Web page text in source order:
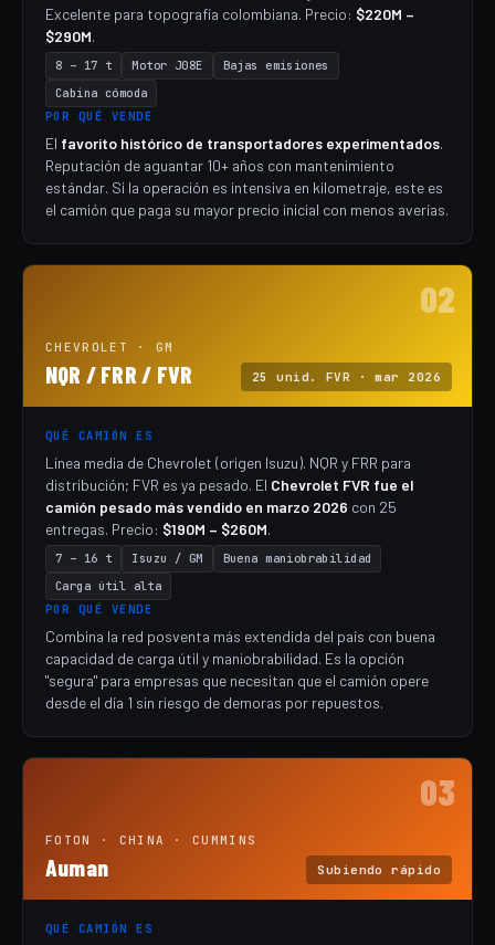
Excelente para topografía colombiana. Precio: $220M –
$290M.
8 – 17 t Motor J08E
Bajas emisiones
Cabina cómoda
POR QUÉ VENDE
El favorito histórico de transportadores experimentados.
Reputación de aguantar 10+ años con mantenimiento
estándar. Si la operación es intensiva en kilometraje, este es
el camión que paga su mayor precio inicial con menos averías.
02
CHEVROLET · GM
NQR / FRR / FVR 25 unid. FVR · mar 2026
QUÉ CAMIÓN ES
Línea media de Chevrolet (origen Isuzu). NQR y FRR para
distribución; FVR es ya pesado. El Chevrolet FVR fue el
camión pesado más vendido en marzo 2026 con 25
entregas. Precio: $190M – $260M.
7 – 16 t Isuzu / GM
Buena maniobrabilidad
Carga útil alta
POR QUÉ VENDE
Combina la red posventa más extendida del país con buena
capacidad de carga útil y maniobrabilidad. Es la opción
"segura" para empresas que necesitan que el camión opere
desde el día 1 sin riesgo de demoras por repuestos.
03
FOTON · CHINA · CUMMINS
Auman Subiendo rápido
QUÉ CAMIÓN ES